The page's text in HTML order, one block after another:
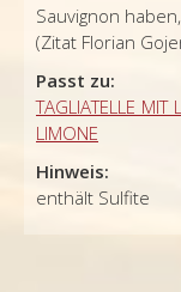
Sauvignon
(Zitat Florian
Passt zu:
TAGLIATELLE
LIMONE
Hinweis:
enthält Sulfite